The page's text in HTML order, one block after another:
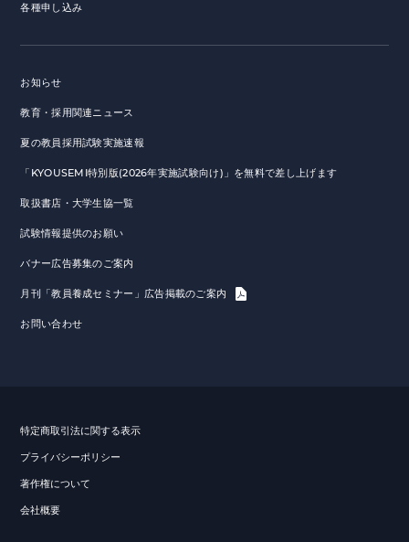
各種申し込み
お知らせ
教育・採用関連ニュース
夏の教員採用試験実施速報
「KYOUSEMI特別版(2026年実施試験向け)」を無料で差し上げます
取扱書店・大学生協一覧
試験情報提供のお願い
バナー広告募集のご案内
月刊「教員養成セミナー」広告掲載のご案内
お問い合わせ
特定商取引法に関する表示
プライバシーポリシー
著作権について
会社概要